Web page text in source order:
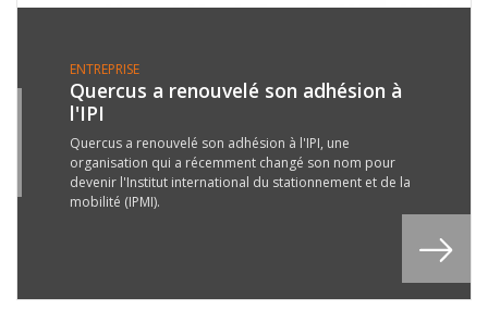
ENTREPRISE
Quercus a renouvelé son adhésion à
l'IPI
Quercus a renouvelé son adhésion à l'IPI, une
organisation qui a récemment changé son nom pour
devenir l'Institut international du stationnement et de la
mobilité (IPMI).